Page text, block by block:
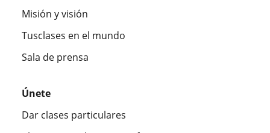
Misión y visión
Tusclases en el mundo
Sala de prensa
Únete
Dar clases particulares